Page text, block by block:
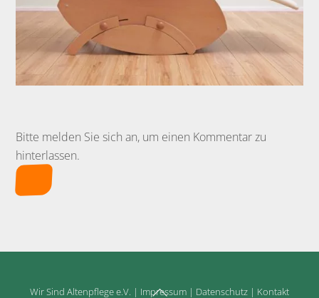
Bitte melden Sie sich an, um einen Kommentar zu
hinterlassen.
Back
Wir Sind Altenpflege e.V. | Impressum | Datenschutz | Kontakt